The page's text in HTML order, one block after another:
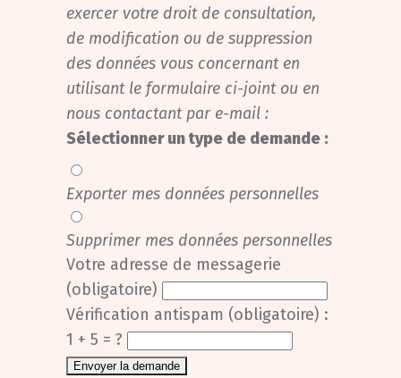
exercer votre droit de consultation,
de modification ou de suppression
des données vous concernant en
utilisant le formulaire ci-joint ou en
nous contactant par e-mail :
Sélectionner un type de demande :
Exporter mes données personnelles
Supprimer mes données personnelles
Votre adresse de messagerie
(obligatoire)
Vérification antispam (obligatoire) :
1 + 5 = ?